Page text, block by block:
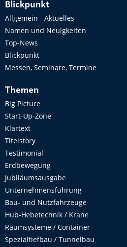
Blickpunkt
Allgemein - Aktuelles
Namen und Neuigkeiten
Top-News
Blickpunkt
Messen, Seminare, Termine
Themen
Big Picture
Start-Up-Zone
Klartext
Titelstory
Testimonial
Erdbewegung
Jubiläumsausgabe
Unternehmensführung
Bau- und Nutzfahrzeuge
Hub-Hebetechnik / Krane
Raumsysteme / Container
Spezialtiefbau / Tunnelbau